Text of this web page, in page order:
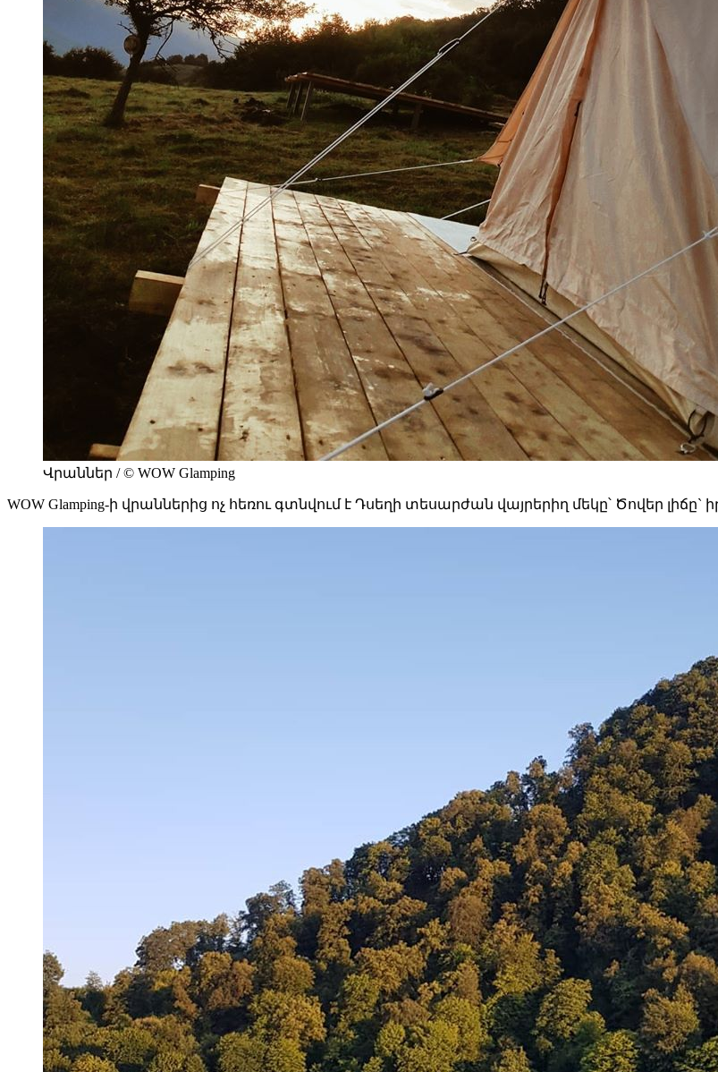
Վրաններ / © WOW Glamping
WOW Glamping-ի վրաններից ոչ հեռու գտնվում է Դսեղի տեսարժան վայրերիղ մեկը՝ Ծովեր